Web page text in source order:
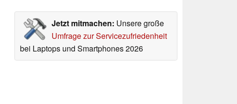
Jetzt mitmachen: Unsere große
Umfrage zur Servicezufriedenheit
bei Laptops und Smartphones 2026